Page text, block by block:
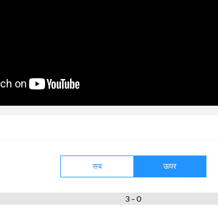
सब ऊपर
3 - 0